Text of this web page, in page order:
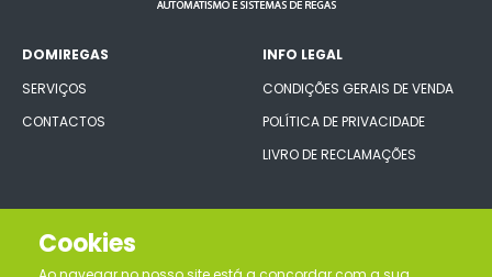
DOMIREGAS
SERVIÇOS
CONTACTOS
INFO LEGAL
CONDIÇÕES GERAIS DE VENDA
POLÍTICA DE PRIVACIDADE
LIVRO DE RECLAMAÇÕES
CONECTE-SE CONNOSCO
Cookies